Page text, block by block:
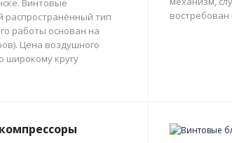
Винтовые
распространённый тип
работы основан на
Цена воздушного
широкому кругу